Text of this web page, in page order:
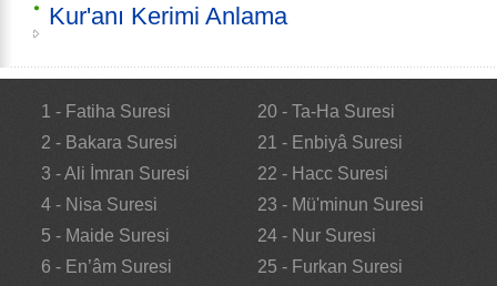
Kur'anı Kerimi Anlama
1 - Fatiha Suresi
2 - Bakara Suresi
3 - Ali İmran Suresi
4 - Nisa Suresi
5 - Maide Suresi
6 - En’âm Suresi
20 - Ta-Ha Suresi
21 - Enbiyâ Suresi
22 - Hacc Suresi
23 - Mü'minun Suresi
24 - Nur Suresi
25 - Furkan Suresi